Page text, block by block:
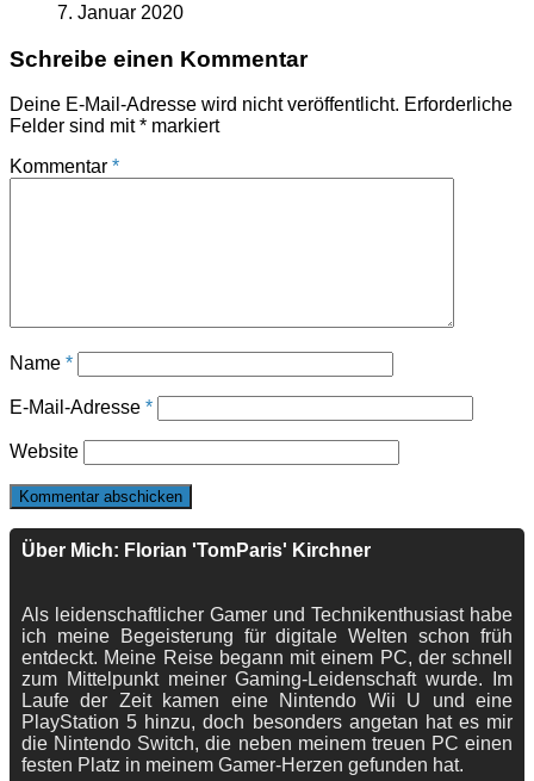
7. Januar 2020
Schreibe einen Kommentar
Deine E-Mail-Adresse wird nicht veröffentlicht. Erforderliche
Felder sind mit* markiert
Kommentar *
Name *
E-Mail-Adresse *
Website
Über Mich: Florian 'TomParis' Kirchner
Als leidenschaftlicher Gamer und Technikenthusiast habe
ich meine Begeisterung für digitale Welten schon früh
entdeckt. Meine Reise begann mit einem PC, der schnell
zum Mittelpunkt meiner Gaming-Leidenschaft wurde. Im
Laufe der Zeit kamen eine Nintendo Wii U und eine
PlayStation 5 hinzu, doch besonders angetan hat es mir
die Nintendo Switch, die neben meinem treuen PC einen
festen Platz in meinem Gamer-Herzen gefunden hat.